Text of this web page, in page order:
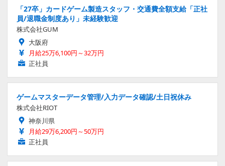
「27卒」カードゲーム製造スタッフ・交通費全額支給「正社
員/退職金制度あり」未経験歓迎
株式会社GUM
大阪府
月給25万6,100円～32万円
正社員
ゲームマスターデータ管理/入力データ確認/土日祝休み
株式会社RIOT
神奈川県
月給29万6,200円～50万円
正社員